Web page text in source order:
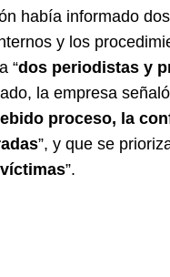
había informado
y los
“dos periodistas y
la empresa
proceso, la
”, y que se
”.